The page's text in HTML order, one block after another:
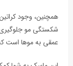
همچنین، وجود
شکستگی مو جلوگیری
عمقی به موها